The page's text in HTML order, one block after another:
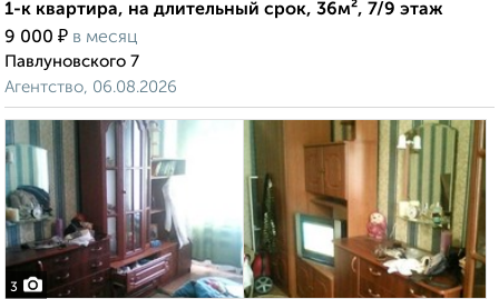
1-к квартира, на длительный срок, 36м², 7/9 этаж
9 000 ₽ в месяц
Павлуновского 7
Агентство, 06.08.2026
3